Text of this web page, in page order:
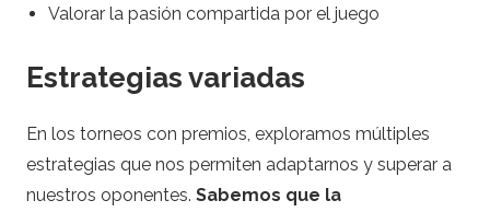
Valorar la pasión compartida por el juego
Estrategias variadas
En los torneos con premios, exploramos múltiples
estrategias que nos permiten adaptarnos y superar a
nuestros oponentes. Sabemos que la